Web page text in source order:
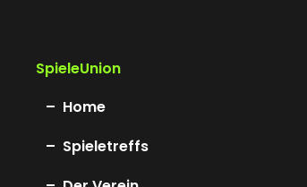
SpieleUnion
Home
Spieletreffs